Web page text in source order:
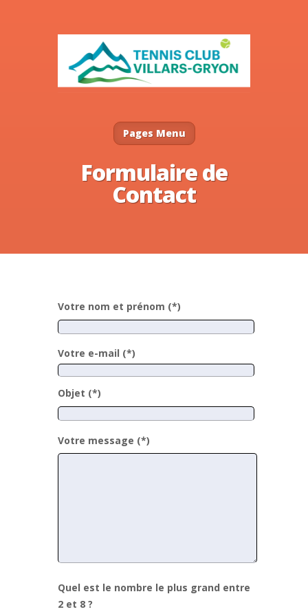
Pages Menu
Formulaire de
Contact
Votre nom et prénom (*)
Votre e-mail (*)
Objet (*)
Votre message (*)
Quel est le nombre le plus grand entre
2 et 8 ?